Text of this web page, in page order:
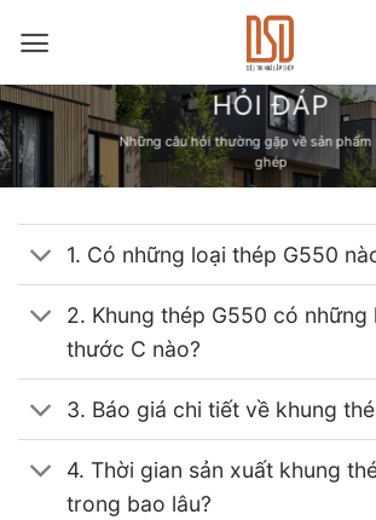
HỎI ĐÁP
Những câu hỏi thường gặp về sản phẩm
ghép
1. Có những loại thép G550
2. Khung thép G550 có những
thước C nào?
3. Báo giá chi tiết về khung
4. Thời gian sản xuất khung
trong bao lâu?